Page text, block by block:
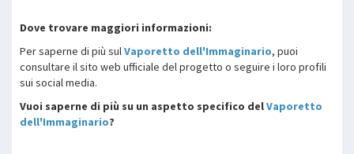
Dove trovare maggiori informazioni:
Per saperne di più sulVaporetto dell'Immaginario, puoi
consultare il sito web ufficiale del progetto o seguire i loro profili
sui social media.
Vuoi saperne di più su un aspetto specifico delVaporetto
dell'Immaginario?